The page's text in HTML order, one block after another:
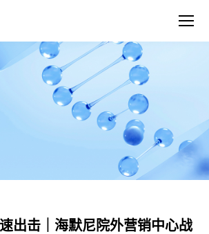
出击｜海默尼院外营销中心战